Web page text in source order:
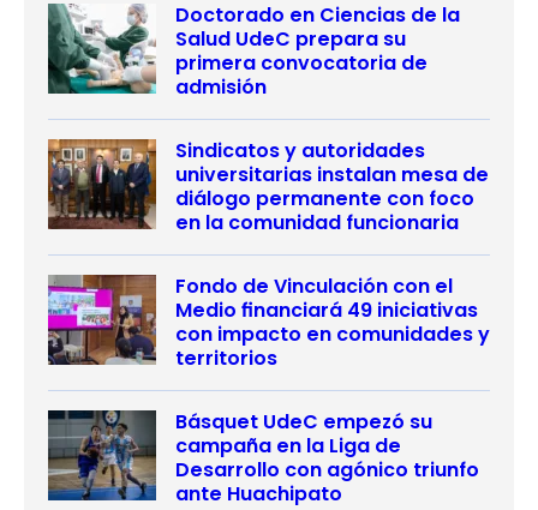
Doctorado en Ciencias de la
Salud UdeC prepara su
primera convocatoria de
admisión
Sindicatos y autoridades
universitarias instalan mesa de
diálogo permanente con foco
en la comunidad funcionaria
Fondo de Vinculación con el
Medio financiará 49 iniciativas
con impacto en comunidades y
territorios
Básquet UdeC empezó su
campaña en la Liga de
Desarrollo con agónico triunfo
ante Huachipato